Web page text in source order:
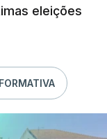
eleições